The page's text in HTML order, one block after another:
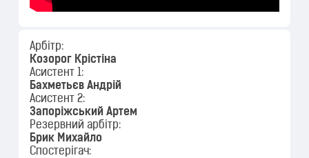
Арбітр:
Козорог Крістіна
Асистент 1:
Бахметьєв Андрій
Асистент 2:
Запоріжський Артем
Резервний арбітр:
Брик Михайло
Спостерігач: